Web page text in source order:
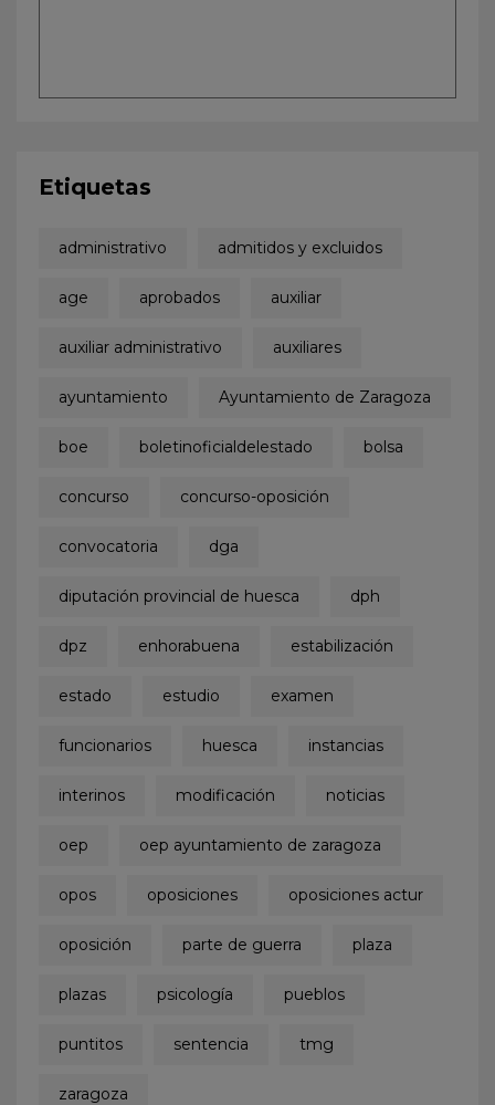
Etiquetas
administrativo admitidos y excluidos
age aprobados auxiliar
auxiliar administrativo auxiliares
ayuntamiento Ayuntamiento de Zaragoza
boe boletinoficialdelestado bolsa
concurso concurso-oposición
convocatoria dga
diputación provincial de huesca dph
dpz enhorabuena estabilización
estado estudio examen
funcionarios huesca instancias
interinos modificación noticias
oep oep ayuntamiento de zaragoza
opos oposiciones oposiciones actur
oposición parte de guerra plaza
plazas psicología pueblos
puntitos sentencia tmg
zaragoza